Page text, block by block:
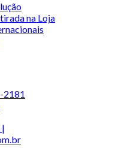
na Loja
2181
|